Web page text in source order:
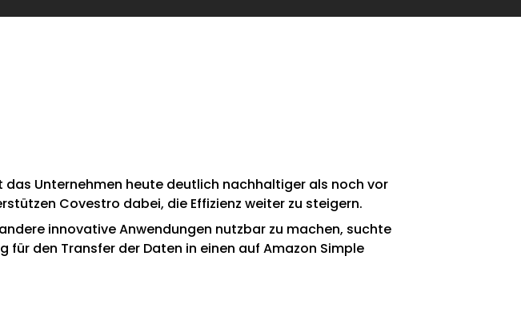
Unternehmen heute deutlich nachhaltiger als noch vor
Covestro dabei, die Effizienz weiter zu steigern.
innovative Anwendungen nutzbar zu machen, suchte
den Transfer der Daten in einen auf Amazon Simple